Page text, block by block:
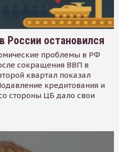
России остановился
проблемы в РФ
сокращения ВВП в
квартал показал
кредитования и
стороны ЦБ дало свои